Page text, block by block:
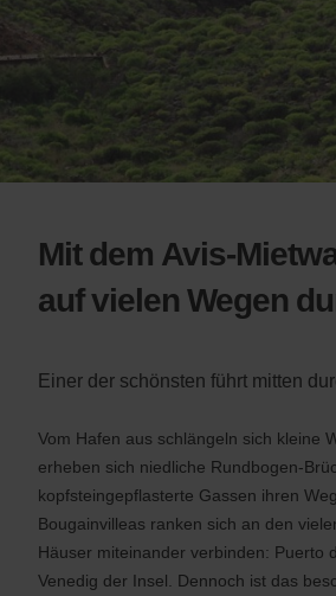
Mit dem Avis-
auf vielen Wegen
Einer der schönsten führt mitten
Vom Hafen aus schlängeln sich kleine
erheben sich niedliche Rundbogen-
kopfsteingepflasterte Gassen ihren
Bougainvilleas ranken sich an den
Häuser miteinander verbinden: Puerto
Venedig der Insel. Dennoch ist das